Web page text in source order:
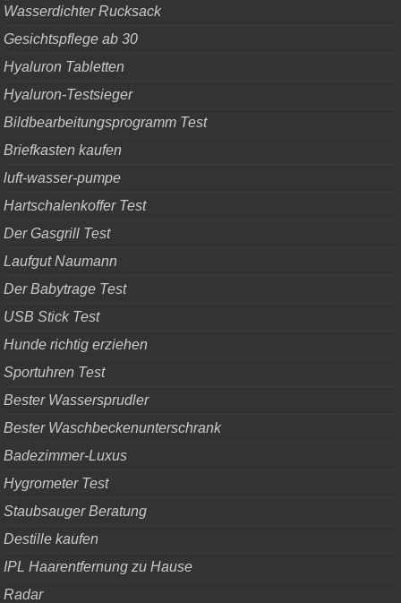
Wasserdichter Rucksack
Gesichtspflege ab 30
Hyaluron Tabletten
Hyaluron-Testsieger
Bildbearbeitungsprogramm Test
Briefkasten kaufen
luft-wasser-pumpe
Hartschalenkoffer Test
Der Gasgrill Test
Laufgut Naumann
Der Babytrage Test
USB Stick Test
Hunde richtig erziehen
Sportuhren Test
Bester Wassersprudler
Bester Waschbeckenunterschrank
Badezimmer-Luxus
Hygrometer Test
Staubsauger Beratung
Destille kaufen
IPL Haarentfernung zu Hause
Radar